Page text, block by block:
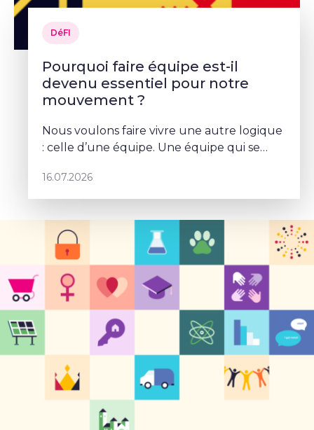
DéFI
Pourquoi faire équipe est-il
devenu essentiel pour notre
mouvement ?
Nous voulons faire vivre une autre logique
: celle d’une équipe. Une équipe qui se
projet commun – Sophie Rohonyi
16.07.2026